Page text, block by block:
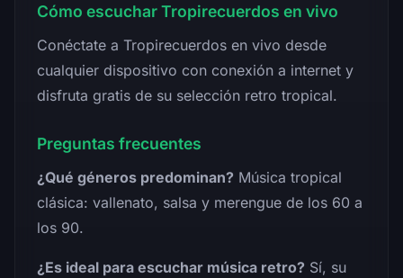
Cómo escuchar Tropirecuerdos en vivo
Conéctate a Tropirecuerdos en vivo desde
cualquier dispositivo con conexión a internet y
disfruta gratis de su selección retro tropical.
Preguntas frecuentes
¿Qué géneros predominan? Música tropical
clásica: vallenato, salsa y merengue de los 60 a
los 90.
¿Es ideal para escuchar música retro? Sí, su